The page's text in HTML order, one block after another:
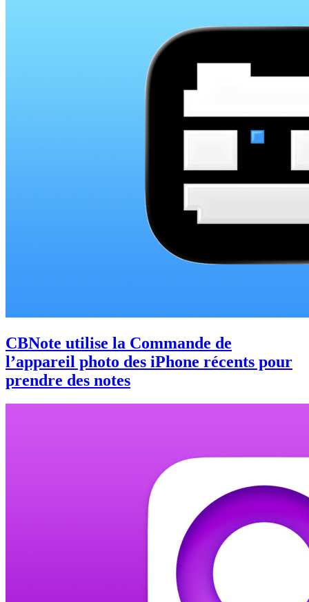
CBNote utilise la Commande de
l’appareil photo des iPhone récents pour
prendre des notes